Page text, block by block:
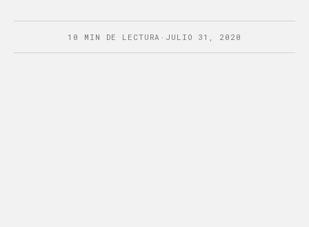
10 MIN DE LECTURA · JULIO 31, 2020